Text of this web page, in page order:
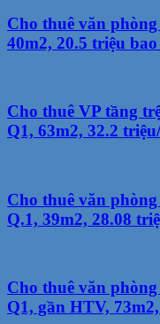
Cho thuê văn
40m2, 20.5 triệu
Cho thuê VP tầng
Q1, 63m2, 32.2
Cho thuê văn
Q.1, 39m2, 28.08
Cho thuê văn
Q1, gần HTV,